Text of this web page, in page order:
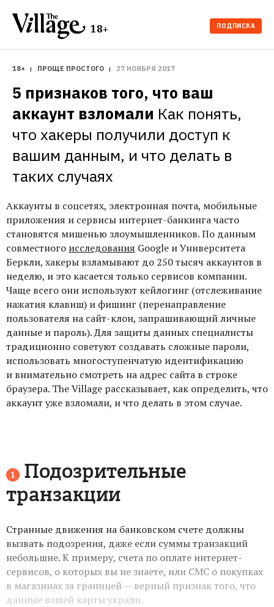
18+ ПОДПИСКА
18+ ПРОЩЕ ПРОСТОГО 27 НОЯБРЯ 2017
5 признаков того, что ваш
аккаунт взломали Как понять,
что хакеры получили доступ к
вашим данным, и что делать в
таких случаях
Аккаунты в соцсетях, электронная почта, мобильные
приложения и сервисы интернет-банкинга часто
становятся мишенью злоумышленников. По данным
совместного исследования Google и Университета
Беркли, хакеры взламывают до 250 тысяч аккаунтов в
неделю, и это касается только сервисов компании.
Чаще всего они используют кейлогинг (отслеживание
нажатия клавиш) и фишинг (перенаправление
пользователя на сайт-клон, запрашивающий личные
данные и пароль). Для защиты данных специалисты
традиционно советуют создавать сложные пароли,
использовать многоступенчатую идентификацию
и внимательно смотреть на адрес сайта в строке
браузера. The Village рассказывает, как определить, что
аккаунт уже взломали, и что делать в этом случае.
Подозрительные
транзакции
Странные движения на банковском счете должны
вызвать подозрения, даже если суммы транзакций
небольшие. К примеру, счета по оплате интернет-
сервисов, о которых вы не знаете, или СМС о покупках
в магазинах за границей — верный признак того, что
данные вашей карты украли.